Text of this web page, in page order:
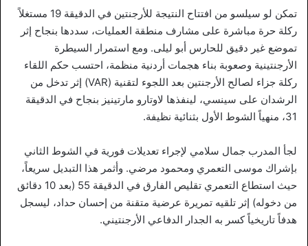
تمكن لو سيلسو من افتتاح النتيجة للأرجنتين في الدقيقة 19 مستغلاً
ركلة حرة مباشرة على مشارف منطقة العمليات، سددها بنجاح إثر
تموضع غير دقيق للحارس أبو ليلى. ومع استمرار السيطرة
الأرجنتينية وصعوبة بناء هجمات أردنية منظمة، احتسب حكم اللقاء
ركلة جزاء لصالح الأرجنتين بعد اللجوء لتقنية (VAR) إثر تدخل من
الرشدان على سينسي، لينفذها لاوتارو مارتينيز بنجاح في الدقيقة
31، منهياً الشوط الأول بثنائية نظيفة.
لجأ المدرب جمال سلامي لإجراء تعديلات فورية في الشوط الثاني
بإشراك موسى التعمري ومحمود مرضي. وأثمر هذا التبديل سريعاً،
حيث استطاع التعمري تقليص الفارق في الدقيقة 55 (بعد 10 دقائق
من دخوله) إثر تلقيه تمريرة عرضية متقنة من إحسان حداد، ليسجل
هدفاً تاريخياً كسر به الجدار الدفاعي الأرجنتيني.